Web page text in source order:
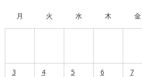
月 火 水 木 金
3 4 5 6 7